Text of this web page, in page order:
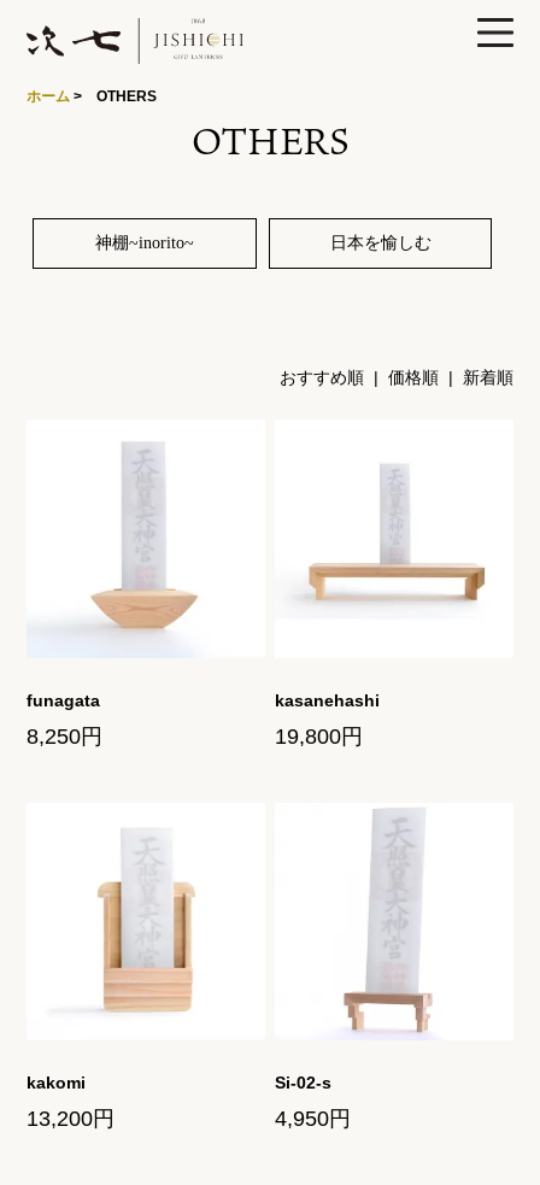
ご利用ガイド お問い合わせ
ホーム > OTHERS
OTHERS
神棚~inorito~ 日本を愉しむ
おすすめ順 | 価格順| 新着順
funagata
8,250円
kasanehashi
19,800円
kakomi
13,200円
Si-02-s
4,950円